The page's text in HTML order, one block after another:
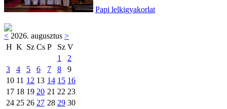
Papi lelkigyakorlat
< 2026. augusztus >
H K Sz Cs P Sz V
1
2
3
4 5 6 7 8
9
10 11 12 13 14 15 16
17 18 19 20 21 22 23
24 25 26 27 28 29 30